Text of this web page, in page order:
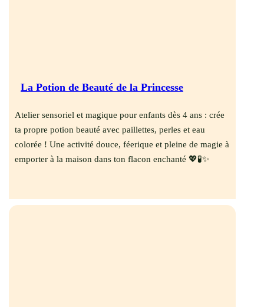
La Potion de Beauté de la Princesse
Atelier sensoriel et magique pour enfants dès 4 ans : crée
ta propre potion beauté avec paillettes, perles et eau
colorée ! Une activité douce, féerique et pleine de magie à
emporter à la maison dans ton flacon enchanté 💖🧪✨